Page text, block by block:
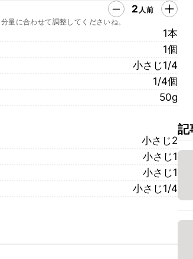
2 人前
量に合わせて調整してくださいね。
1本
1個
小さじ1/4
1/4個
50g
小さじ2
小さじ1
小さじ1
小さじ1/4
記